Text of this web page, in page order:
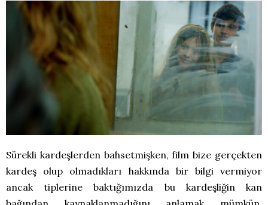
Sürekli kardeşlerden bahsetmişken, film bize gerçekten
kardeş olup olmadıkları hakkında bir bilgi vermiyor
ancak tiplerine baktığımızda bu kardeşliğin kan